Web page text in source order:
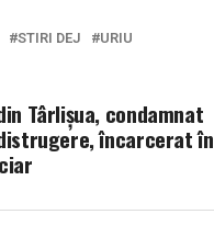
STIRI DEJ URIU
Târlișua, condamnat
încarcerat în